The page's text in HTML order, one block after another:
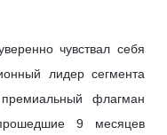
чувствал себя
лидер сегмента
флагман
9 месяцев